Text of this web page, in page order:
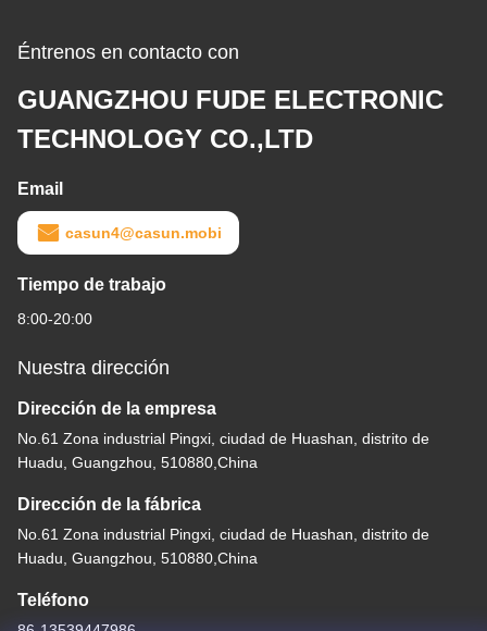
Éntrenos en contacto con
GUANGZHOU FUDE ELECTRONIC
TECHNOLOGY CO.,LTD
Email
casun4@casun.mobi
Tiempo de trabajo
8:00-20:00
Nuestra dirección
Dirección de la empresa
No.61 Zona industrial Pingxi, ciudad de Huashan, distrito de
Huadu, Guangzhou, 510880,China
Dirección de la fábrica
No.61 Zona industrial Pingxi, ciudad de Huashan, distrito de
Huadu, Guangzhou, 510880,China
Teléfono